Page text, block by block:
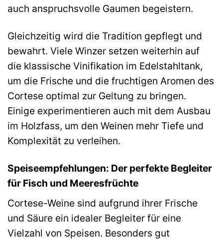
auch anspruchsvolle Gaumen begeistern.
Gleichzeitig wird die Tradition gepflegt und
bewahrt. Viele Winzer setzen weiterhin auf
die klassische Vinifikation im Edelstahltank,
um die Frische und die fruchtigen Aromen des
Cortese optimal zur Geltung zu bringen.
Einige experimentieren auch mit dem Ausbau
im Holzfass, um den Weinen mehr Tiefe und
Komplexität zu verleihen.
Speiseempfehlungen: Der perfekte Begleiter
für Fisch und Meeresfrüchte
Cortese-Weine sind aufgrund ihrer Frische
und Säure ein idealer Begleiter für eine
Vielzahl von Speisen. Besonders gut